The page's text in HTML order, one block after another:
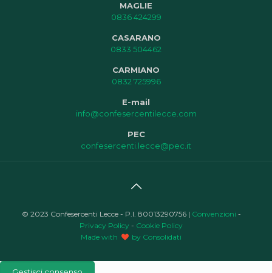
MAGLIE
0836 424299
CASARANO
0833 504462
CARMIANO
0832 725996
E-mail
info@confesercentilecce.com
PEC
confesercenti.lecce@pec.it
© 2023 Confesercenti Lecce - P.I. 80013290756 | Convenzioni -
Privacy Policy - Cookie Policy
Made with
by Consolidati